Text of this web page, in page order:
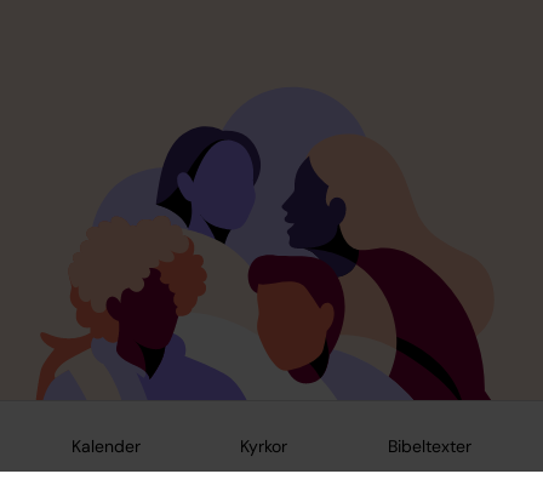
Kalender Kyrkor Bibeltexter